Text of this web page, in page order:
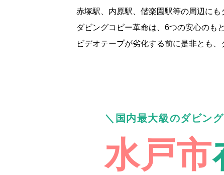
赤塚駅、内原駅、偕楽園駅等の周辺に
ダビングコピー革命は、6つの安心のも
ビデオテープが劣化する前に是非とも
国内最大級のダビン
水戸市